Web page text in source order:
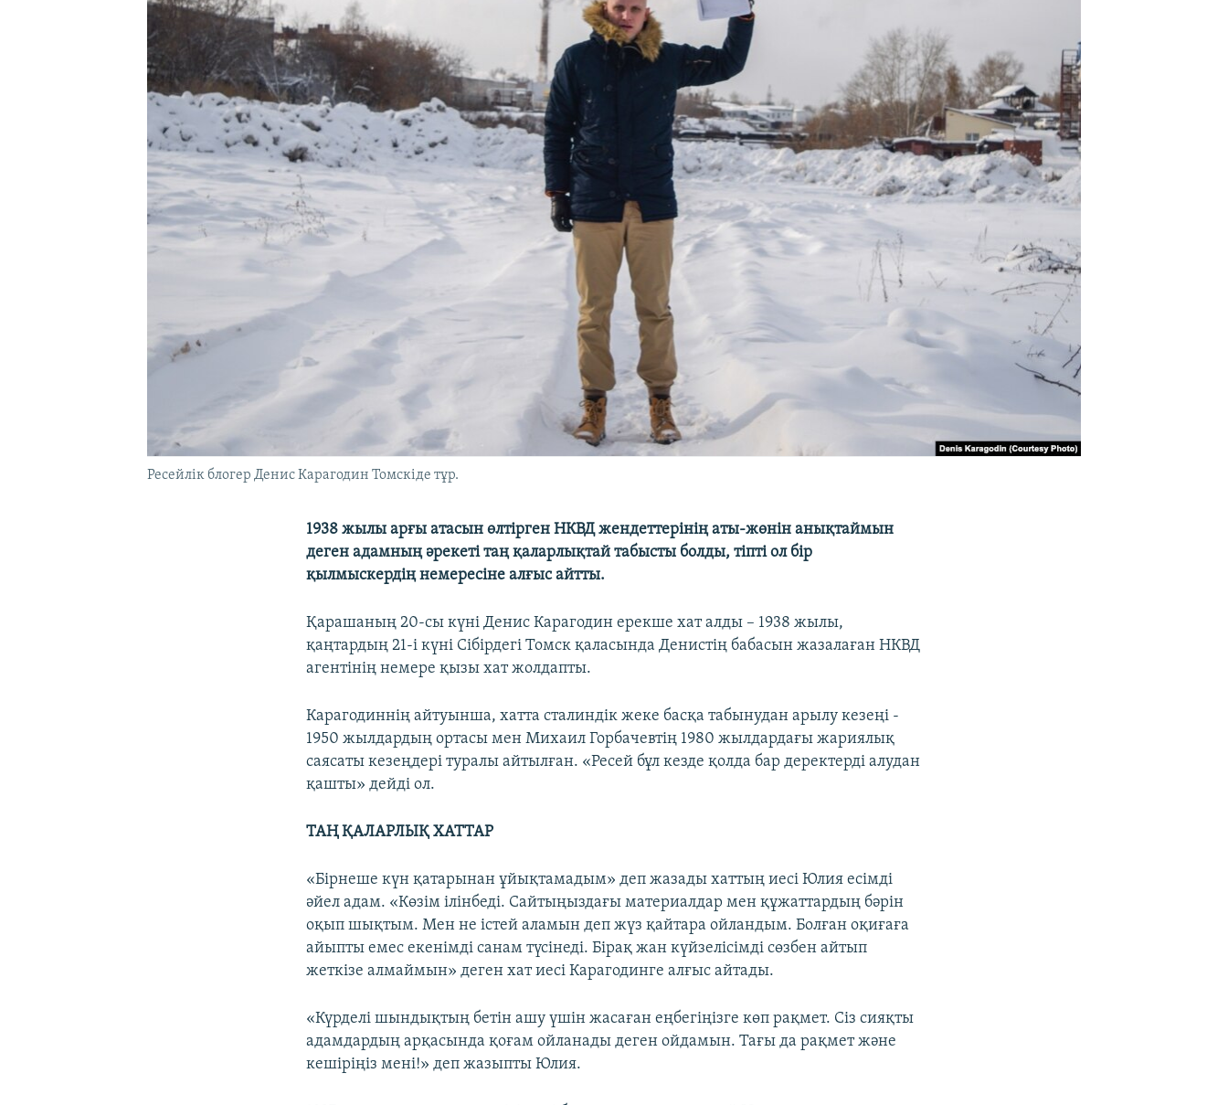
Ресейлік блогер Денис Карагодин Томскіде тұр.
1938 жылы арғы атасын өлтірген НКВД жендеттерінің аты-жөнін анықтаймын
деген адамның әрекеті таң қаларлықтай табысты болды, тіпті ол бір
қылмыскердің немересіне алғыс айтты.
Қарашаның 20-сы күні Денис Карагодин ерекше хат алды – 1938 жылы,
қаңтардың 21-і күні Сібірдегі Томск қаласында Денистің бабасын жазалаған НКВД
агентінің немере қызы хат жолдапты.
Карагодиннің айтуынша, хатта сталиндік жеке басқа табынудан арылу кезеңі -
1950 жылдардың ортасы мен Михаил Горбачевтің 1980 жылдардағы жариялық
саясаты кезеңдері туралы айтылған. «Ресей бұл кезде қолда бар деректерді алудан
қашты» дейді ол.
ТАҢ ҚАЛАРЛЫҚ ХАТТАР
«Бірнеше күн қатарынан ұйықтамадым» деп жазады хаттың иесі Юлия есімді
әйел адам. «Көзім ілінбеді. Сайтыңыздағы материалдар мен құжаттардың бәрін
оқып шықтым. Мен не істей аламын деп жүз қайтара ойландым. Болған оқиғаға
айыпты емес екенімді санам түсінеді. Бірақ жан күйзелісімді сөзбен айтып
жеткізе алмаймын» деген хат иесі Карагодинге алғыс айтады.
«Күрделі шындықтың бетін ашу үшін жасаған еңбегіңізге көп рақмет. Сіз сияқты
адамдардың арқасында қоғам ойланады деген ойдамын. Тағы да рақмет және
кешіріңіз мені!» деп жазыпты Юлия.